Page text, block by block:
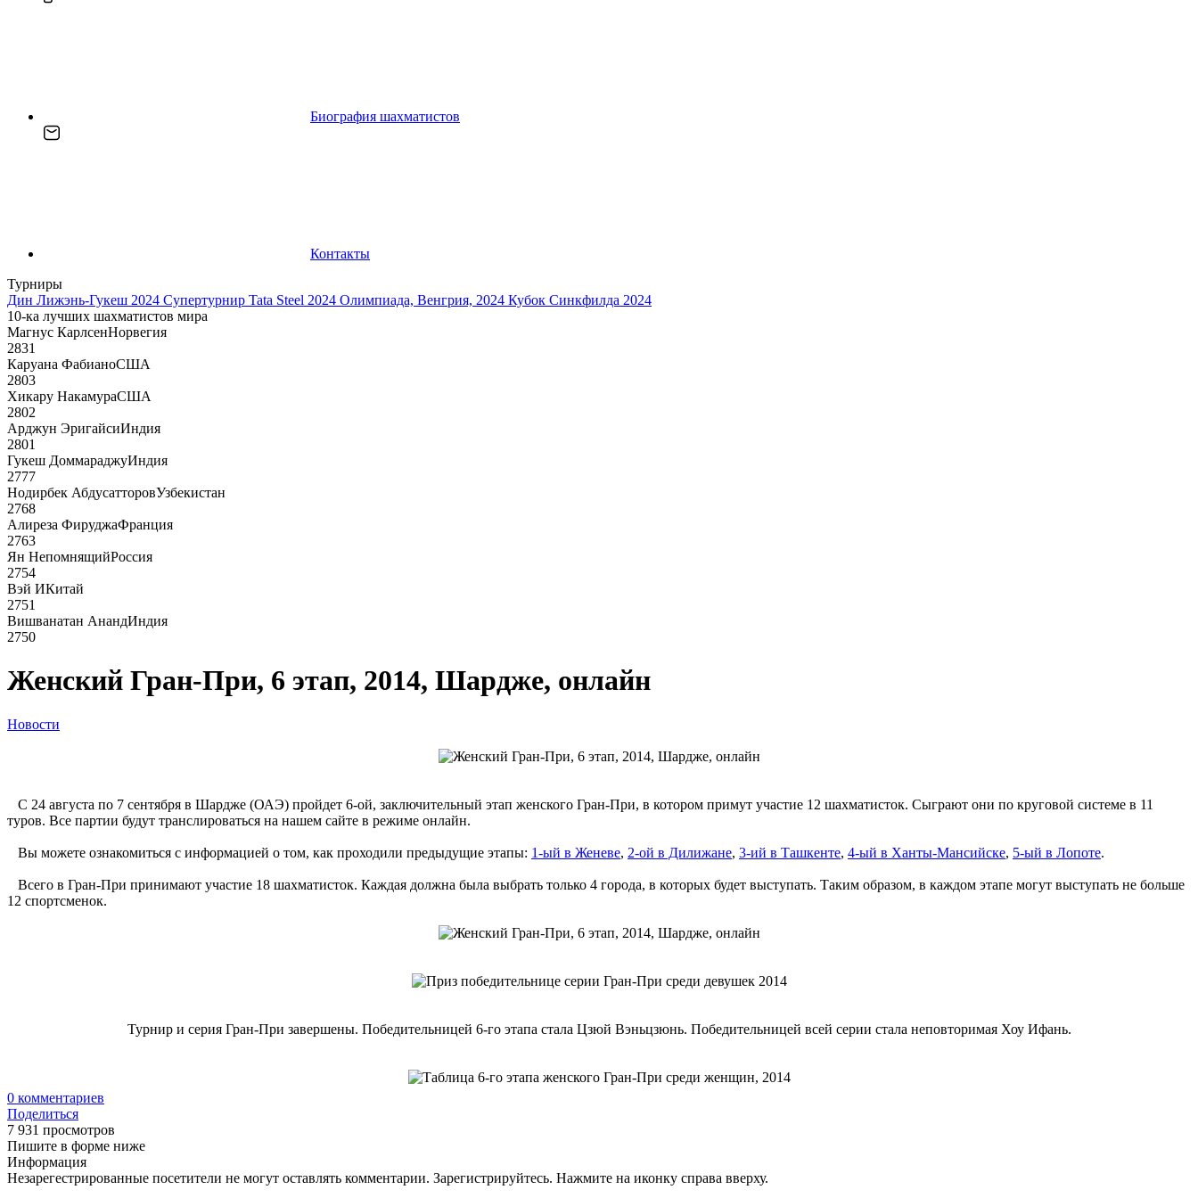
Биография шахматистов
Контакты
Турниры
Дин Лижэнь-Гукеш 2024 Супертурнир Tata Steel 2024 Олимпиада, Венгрия, 2024 Кубок Синкфилда 2024
10-ка лучших шахматистов мира
Магнус КарлсенНорвегия
2831
Каруана ФабианоСША
2803
Хикару НакамураСША
2802
Арджун ЭригайсиИндия
2801
Гукеш ДоммараджуИндия
2777
Нодирбек АбдусатторовУзбекистан
2768
Алиреза ФируджаФранция
2763
Ян НепомнящийРоссия
2754
Вэй ИКитай
2751
Вишванатан АнандИндия
2750
Женский Гран-При, 6 этап, 2014, Шардже, онлайн
Новости
С 24 августа по 7 сентября в Шардже (ОАЭ) пройдет 6-ой, заключительный этап женского Гран-При, в котором примут участие 12 шахматисток. Сыграют они по круговой системе в 11
туров. Все партии будут транслироваться на нашем сайте в режиме онлайн.
Вы можете ознакомиться с информацией о том, как проходили предыдущие этапы: 1-ый в Женеве, 2-ой в Дилижане, 3-ий в Ташкенте, 4-ый в Ханты-Мансийске, 5-ый в Лопоте.
Всего в Гран-При принимают участие 18 шахматисток. Каждая должна была выбрать только 4 города, в которых будет выступать. Таким образом, в каждом этапе могут выступать не больше
12 спортсменок.
Турнир и серия Гран-При завершены. Победительницей 6-го этапа стала Цзюй Вэньцзюнь. Победительницей всей серии стала неповторимая Хоу Ифань.
0 комментариев
Поделиться
7 931 просмотров
Пишите в форме ниже
Информация
Незарегестрированные посетители не могут оставлять комментарии. Зарегистрируйтесь. Нажмите на иконку справа вверху.